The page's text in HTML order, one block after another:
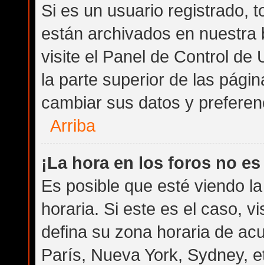
Si es un usuario registrado,
están archivados en
visite el Panel de Control de
la parte superior de las
cambiar sus datos y
Arriba
¡La hora en los foros no
Es posible que esté viendo
horaria. Si este es el caso,
defina su zona horaria de
París, Nueva York, Sydney,